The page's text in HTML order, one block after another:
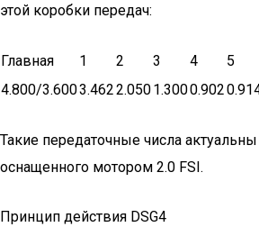
этой коробки передач:
Главная 1 2 3 4 5
4.800/3.6003.4622.0501.3000.902
Такие передаточные числа
оснащенного мотором 2.0 FSI.
Принцип действия DSG4